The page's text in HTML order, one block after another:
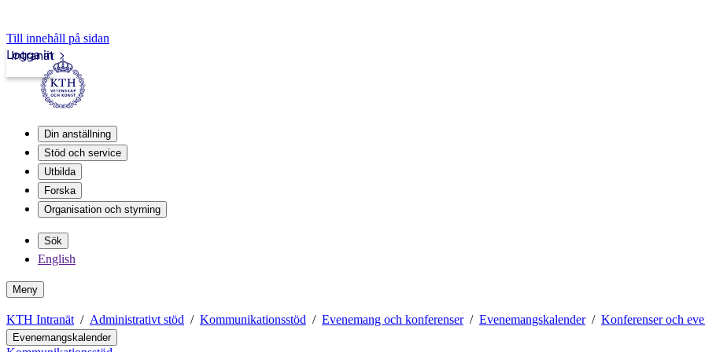
Till innehåll på sidan
Intranät
Logga in
Din anställning
Stöd och service
Utbilda
Forska
Organisation och styrning
Sök
English
Meny
KTH Intranät Administrativt stöd Kommunikationsstöd Evenemang och konferenser Evenemangskalender Konferenser och
Evenemangskalender